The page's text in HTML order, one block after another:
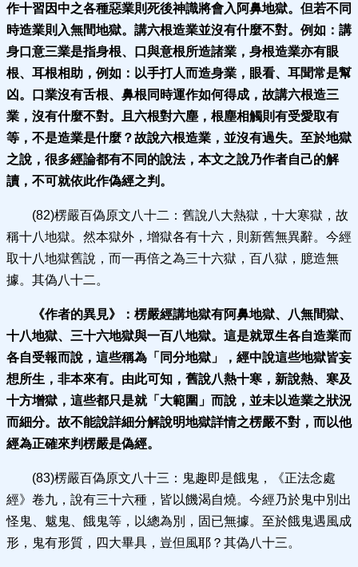
作十習因中之各種惡業則死後神識將會入阿鼻地獄。但若不同
時造業則入無間地獄。講六根造業並沒有什麼不對。例如：講
身口意三業是指身根、口與意根所造諸業，身根造業亦有眼
根、耳根相助，例如：以手打人而造身業，眼看、耳聞常是幫
凶。口業沒有舌根、鼻根同時運作如何得成，故講六根造三
業，沒有什麼不對。且六根對六塵，根塵相觸則有受愛取有
等，不是造業是什麼？故說六根造業，並沒有過失。至於地獄
之說，很多經論都有不同的說法，本文之說乃作者自己的解
讀，不可就依此作偽經之判。
(82)楞嚴百偽原文八十二：舊說八大熱獄，十大寒獄，故
稱十八地獄。然本獄外，增獄各有十六，則新舊無異辭。今經
取十八地獄舊說，而一再倍之為三十六獄，百八獄，臆造無
據。其偽八十二。
《作者的異見》： 楞嚴經講地獄有阿鼻地獄、八無間獄、
十八地獄、三十六地獄與一百八地獄。這是就眾生各自造業而
各自受報而說，這些稱為「同分地獄」，經中說這些地獄皆妄
想所生，非本來有。由此可知，舊說八熱十寒，新說熱、寒及
十方增獄，這些都只是就「大範圍」而說，並未以造業之狀況
而細分。故不能說詳細分解說明地獄詳情之楞嚴不對，而以他
經為正確來判楞嚴是偽經。
(83)楞嚴百偽原文八十三：鬼趣即是餓鬼，《正法念處
經》卷九，說有三十六種，皆以饑渴自燒。今經乃於鬼中別出
怪鬼、魃鬼、餓鬼等，以總為別，固已無據。至於餓鬼遇風成
形，鬼有形質，四大畢具，豈但風耶？其偽八十三。